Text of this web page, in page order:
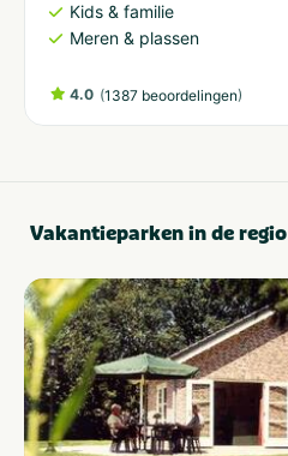
Kids & familie
Meren & plassen
4.0 (1387 beoordelingen)
Vakantieparken in de regio